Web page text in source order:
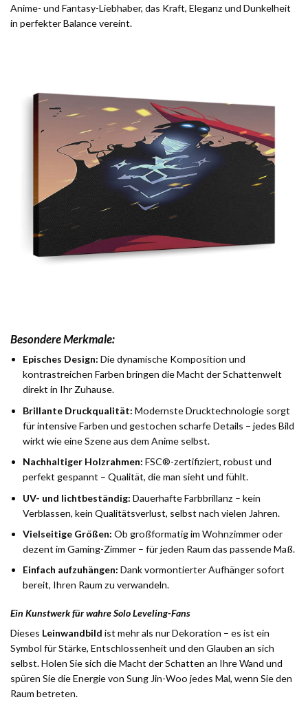
Anime- und Fantasy-Liebhaber, das Kraft, Eleganz und Dunkelheit
in perfekter Balance vereint.
Besondere Merkmale:
Episches Design: Die dynamische Komposition und
kontrastreichen Farben bringen die Macht der Schattenwelt
direkt in Ihr Zuhause.
Brillante Druckqualität: Modernste Drucktechnologie sorgt
für intensive Farben und gestochen scharfe Details – jedes Bild
wirkt wie eine Szene aus dem Anime selbst.
Nachhaltiger Holzrahmen: FSC®-zertifiziert, robust und
perfekt gespannt – Qualität, die man sieht und fühlt.
UV- und lichtbeständig: Dauerhafte Farbbrillanz – kein
Verblassen, kein Qualitätsverlust, selbst nach vielen Jahren.
Vielseitige Größen: Ob großformatig im Wohnzimmer oder
dezent im Gaming-Zimmer – für jeden Raum das passende Maß.
Einfach aufzuhängen: Dank vormontierter Aufhänger sofort
bereit, Ihren Raum zu verwandeln.
Ein Kunstwerk für wahre Solo Leveling-Fans
Dieses Leinwandbild ist mehr als nur Dekoration – es ist ein
Symbol für Stärke, Entschlossenheit und den Glauben an sich
selbst. Holen Sie sich die Macht der Schatten an Ihre Wand und
spüren Sie die Energie von Sung Jin-Woo jedes Mal, wenn Sie den
Raum betreten.